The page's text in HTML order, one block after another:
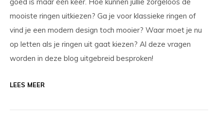
mooiste ringen uitkiezen? Ga je voor klassieke ringen of
vind je een modern design toch mooier? Waar moet je nu
op letten als je ringen uit gaat kiezen? Al deze vragen
worden in deze blog uitgebreid besproken!
LEES MEER